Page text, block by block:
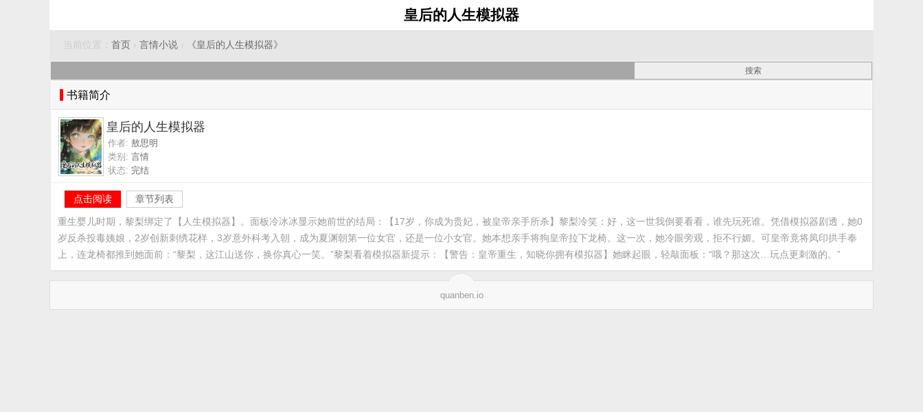
皇后的人生模拟器
当前位置： 首页 › 言情小说 › 《皇后的人生模拟器》
书籍简介
皇后的人生模拟器
作者: 敖思明
类别: 言情
状态: 完结
点击阅读 章节列表
重生婴儿时期，黎梨绑定了【人生模拟器】。面板冷冰冰显示她前世的结局：【17岁，你成为贵妃，被皇帝亲手所杀】黎梨冷笑：好，这一世我倒要看看，谁先玩死谁。凭借模拟器剧透，她0
岁反杀投毒姨娘，2岁创新刺绣花样，3岁意外科考入朝，成为夏渊朝第一位女官，还是一位小女官。她本想亲手将狗皇帝拉下龙椅。这一次，她冷眼旁观，拒不行媚。可皇帝竟将凤印拱手奉
上，连龙椅都推到她面前：“黎梨，这江山送你，换你真心一笑。”黎梨看着模拟器新提示：【警告：皇帝重生，知晓你拥有模拟器】她眯起眼，轻敲面板：“哦？那这次…玩点更刺激的。”
quanben.io